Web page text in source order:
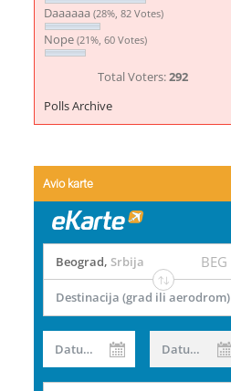
Daaaaaa (28%, 82 Votes)
Nope (21%, 60 Votes)
Total Voters:292
Polls Archive
Avio karte
Beograd, Srbija BEG
Destinacija (grad ili aerodrom)
Datum od Datum do